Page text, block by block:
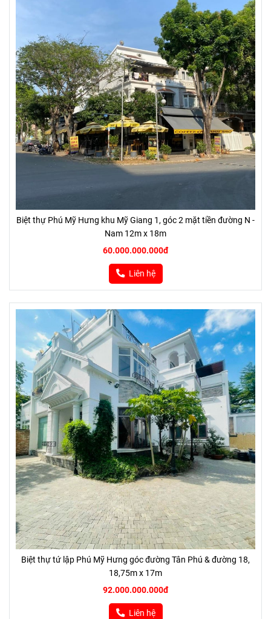
Biệt thự Phú Mỹ Hưng khu Mỹ Giang 1, góc 2 mặt tiền đường N -
Nam 12m x 18m
60.000.000.000đ
Liên hệ
Biệt thự tứ lập Phú Mỹ Hưng góc đường Tân Phú & đường 18,
18,75m x 17m
92.000.000.000đ
Liên hệ